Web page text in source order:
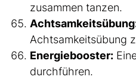
zusammen tanzen.
Achtsamkeitsübung
Energiebooster:
durchführen.